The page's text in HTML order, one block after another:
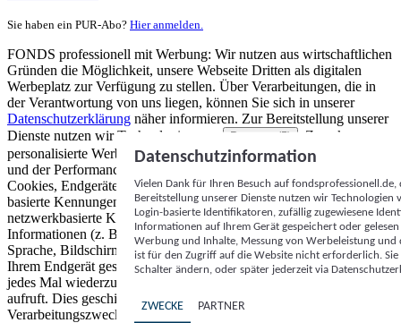
Sie haben ein PUR-Abo? Hier anmelden.
FONDS professionell mit Werbung: Wir nutzen aus wirtschaftlichen
Gründen die Möglichkeit, unsere Webseite Dritten als digitalen
Werbeplatz zur Verfügung zu stellen. Über Verarbeitungen, die in
der Verantwortung von uns liegen, können Sie sich in unserer
Datenschutzerklärung näher informieren. Zur Bereitstellung unserer
Dienste nutzen wir Technologien von
Partnern (5)
. Zwecke:
personalisierte Werbung und Inhalte, Messung von Werbeleistung
und der Performance von Inhalten sowie Zielgruppenforschung.
Cookies, Endgeräte- oder ähnliche Online-Kennungen (z. B. login-
basierte Kennungen, zufällig generierte Kennungen,
netzwerkbasierte Kennungen) können zusammen mit anderen
Informationen (z. B. Browsertyp und Browserinformationen,
Sprache, Bildschirmgröße, unterstützte Technologien usw.) auf
Ihrem Endgerät gespeichert oder von dort ausgelesen werden, um es
jedes Mal wiederzuerkennen, wenn es eine App oder einer Webseite
aufruft. Dies geschieht für einen oder mehrere der hier aufgeführten
Verarbeitungszwecke.
Datenschutzinformation
Vielen Dank für Ihren Besuch auf
Bereitstellung unserer Dienste nutzen wir Technologien
Login-basierte Identifikatoren, zufällig zugewiesene
Informationen auf Ihrem Gerät gespeichert oder
Werbung und Inhalte, Messung von Werbeleistung
ist für den Zugriff auf die Website nicht erforderlich.
Schalter ändern, oder später jederzeit via
ZWECKE PARTNER